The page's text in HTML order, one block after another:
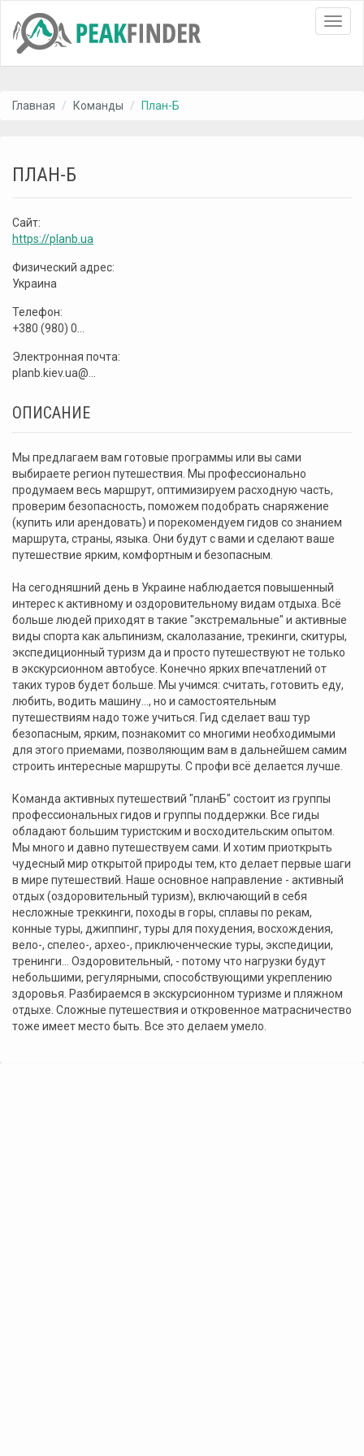
Главная Команды План-Б
ПЛАН-Б
Сайт:
https://planb.ua
Физический адрес:
Украина
Телефон:
+380 (980) 0...
Электронная почта:
planb.kiev.ua@...
ОПИСАНИЕ
Мы предлагаем вам готовые программы или вы сами
выбираете регион путешествия. Мы профессионально
продумаем весь маршрут, оптимизируем расходную часть,
проверим безопасность, поможем подобрать снаряжение
(купить или арендовать) и порекомендуем гидов со знанием
маршрута, страны, языка. Они будут с вами и сделают ваше
путешествие ярким, комфортным и безопасным.
На сегодняшний день в Украине наблюдается повышенный
интерес к активному и оздоровительному видам отдыха. Всё
больше людей приходят в такие "экстремальные" и активные
виды спорта как альпинизм, скалолазание, трекинги, скитуры,
экспедиционный туризм да и просто путешествуют не только
в экскурсионном автобусе. Конечно ярких впечатлений от
таких туров будет больше. Мы учимся: считать, готовить еду,
любить, водить машину..., но и самостоятельным
путешествиям надо тоже учиться. Гид сделает ваш тур
безопасным, ярким, познакомит со многими необходимыми
для этого приемами, позволяющим вам в дальнейшем самим
строить интересные маршруты. С профи всё делается лучше.
Команда активных путешествий "планБ" состоит из группы
профессиональных гидов и группы поддержки. Все гиды
обладают большим туристским и восходительским опытом.
Мы много и давно путешествуем сами. И хотим приоткрыть
чудесный мир открытой природы тем, кто делает первые шаги
в мире путешествий. Наше основное направление - активный
отдых (оздоровительный туризм), включающий в себя
несложные треккинги, походы в горы, сплавы по рекам,
конные туры, джиппинг, туры для похудения, восхождения,
вело-, спелео-, архео-, приключенческие туры, экспедиции,
тренинги... Оздоровительный, - потому что нагрузки будут
небольшими, регулярными, способствующими укреплению
здоровья. Разбираемся в экскурсионном туризме и пляжном
отдыхе. Сложные путешествия и откровенное матрасничество
тоже имеет место быть. Все это делаем умело.